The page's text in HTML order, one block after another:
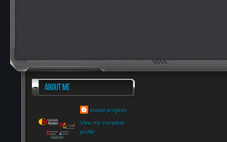
imand progkes
View my complete
profile